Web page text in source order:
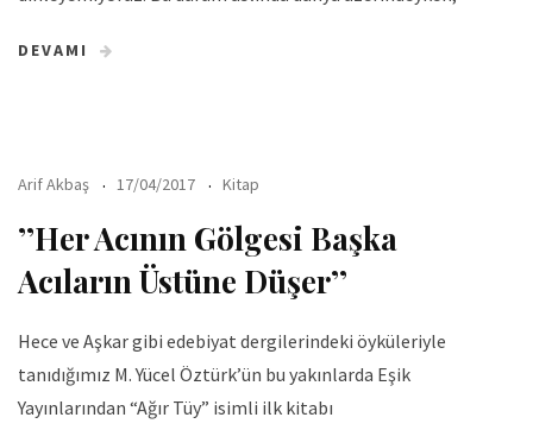
DEVAMI
Arif Akbaş 17/04/2017 Kitap
’’Her Acının Gölgesi Başka
Acıların Üstüne Düşer’’
Hece ve Aşkar gibi edebiyat dergilerindeki öyküleriyle
tanıdığımız M. Yücel Öztürk’ün bu yakınlarda Eşik
Yayınlarından “Ağır Tüy” isimli ilk kitabı